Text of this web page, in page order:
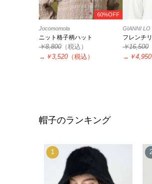
60%OFF
Jocomomola
ニット格子柄ハット
￥8,800 （税込）
→ ￥3,520 （税込）
GIANNI LO
フレンチ
￥16,500
→ ￥4,950
帽子のランキング
1